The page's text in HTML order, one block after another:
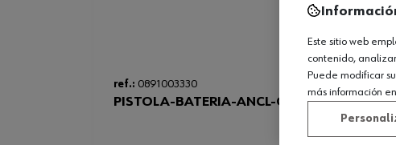
ref.: 0891003330
PISTOLA-BATERIA-ANCL-QUIMICO-WIT-
Este sitio web
contenido,
Puede modificar
más información